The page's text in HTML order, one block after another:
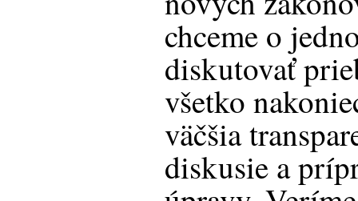
chceme o
diskutovať
všetko
väčšia
diskusie a